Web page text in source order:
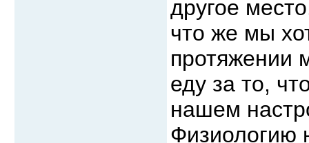
другое
что же мы
протяжении
еду за то,
нашем
Физиологию